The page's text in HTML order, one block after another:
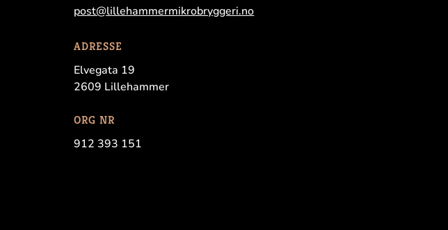
post@lillehammermikrobryggeri.no
ADRESSE
Elvegata 19
2609 Lillehammer
ORG NR
912 393 151